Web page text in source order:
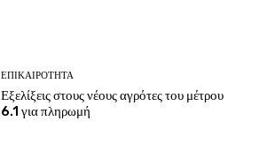
ΕΠΙΚΑΙΡΌΤΗΤΑ
Εξελίξεις στους νέους αγρότες του μέτρου
6.1 για πληρωμή